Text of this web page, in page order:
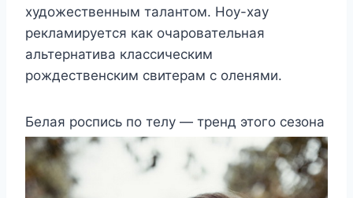
художественным талантом. Ноу-хау
рекламируется как очаровательная
альтернатива классическим
рождественским свитерам с оленями.
Белая роспись по телу — тренд этого сезона